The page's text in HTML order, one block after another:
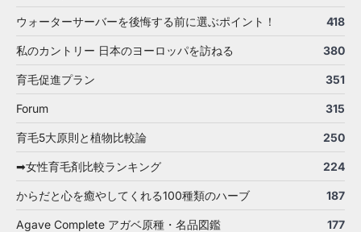
ウォーターサーバーを後悔する前に選ぶポイント！ 418
私のカントリー 日本のヨーロッパを訪ねる 380
育毛促進プラン 351
Forum 315
育毛5大原則と植物比較論 250
➡女性育毛剤比較ランキング 224
からだと心を癒やしてくれる100種類のハーブ 187
Agave Complete アガベ原種・名品図鑑 177